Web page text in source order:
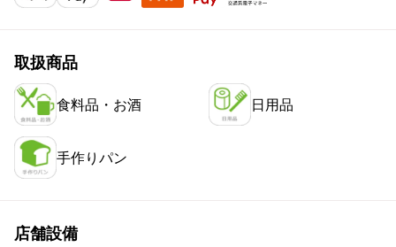
取扱商品
食料品・お酒 日用品
手作りパン
店舗設備